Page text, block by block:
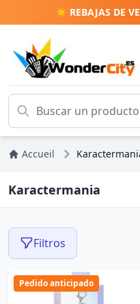
☀️ REBAJAS DE
Accueil
Karactermania
Filtros
Pedido anticipado